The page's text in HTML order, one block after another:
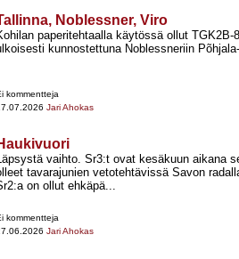
Noblessner, Viro
paperitehtaalla käytössä ollut TGK2B-​
kunnostettuna Noblessneriin
kommentteja
Jari Ahokas
vaihto. Sr3:t ovat kesäkuun aikana
tavarajunien vetotehtävissä Savon
on ollut ehkäpä...
kommentteja
Jari Ahokas